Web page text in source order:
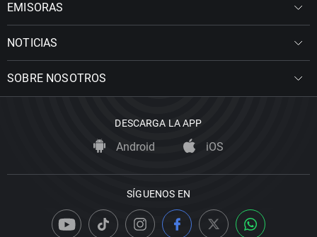
EMISORAS
NOTICIAS
SOBRE NOSOTROS
DESCARGA LA APP
Android iOS
SÍGUENOS EN